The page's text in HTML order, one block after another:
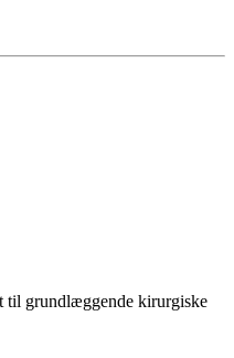
til grundlæggende kirurgiske